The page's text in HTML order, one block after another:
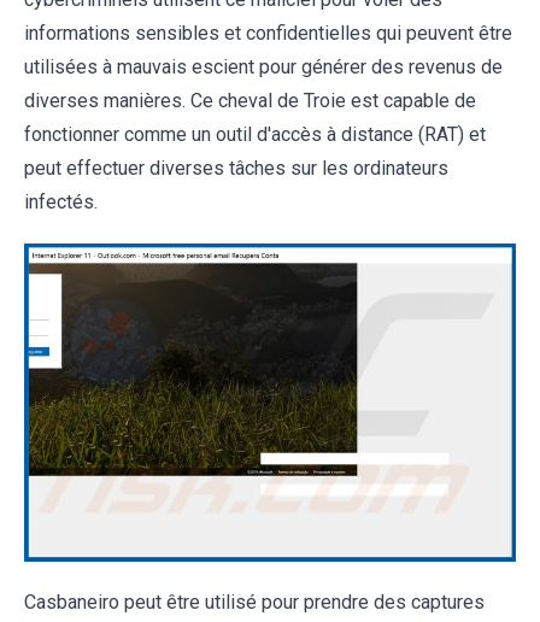
informations sensibles et confidentielles qui peuvent être
utilisées à mauvais escient pour générer des revenus de
diverses manières. Ce cheval de Troie est capable de
fonctionner comme un outil d'accès à distance (RAT) et
peut effectuer diverses tâches sur les ordinateurs
infectés.
Casbaneiro peut être utilisé pour prendre des captures